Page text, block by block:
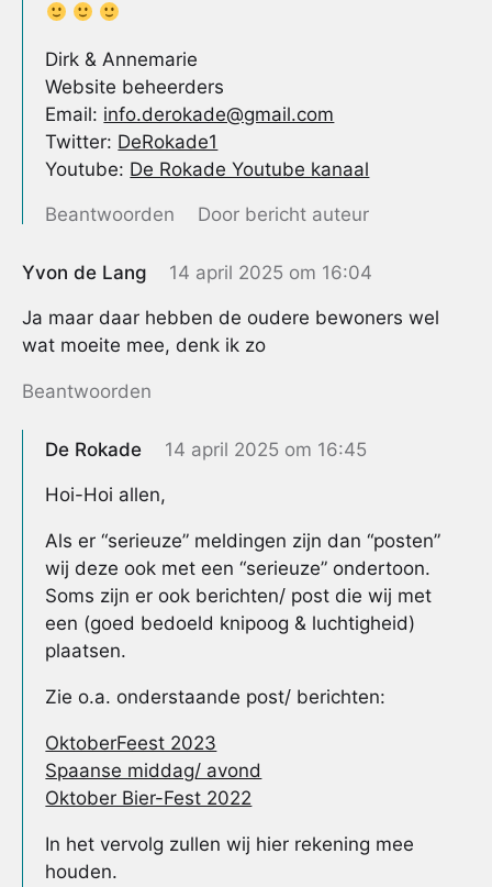
Dirk & Annemarie
Website beheerders
Email: info.derokade@gmail.com
Twitter: DeRokade1
Youtube: De Rokade Youtube kanaal
Beantwoorden Door bericht auteur
Yvon de Lang 14 april 2025 om 16:04
Ja maar daar hebben de oudere bewoners wel
wat moeite mee, denk ik zo
Beantwoorden
De Rokade 14 april 2025 om 16:45
Hoi-Hoi allen,
Als er “serieuze” meldingen zijn dan “posten”
wij deze ook met een “serieuze” ondertoon.
Soms zijn er ook berichten/ post die wij met
een (goed bedoeld knipoog & luchtigheid)
plaatsen.
Zie o.a. onderstaande post/ berichten:
OktoberFeest 2023
Spaanse middag/ avond
Oktober Bier-Fest 2022
In het vervolg zullen wij hier rekening mee
houden.